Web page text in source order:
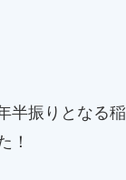
半振りとなる
！